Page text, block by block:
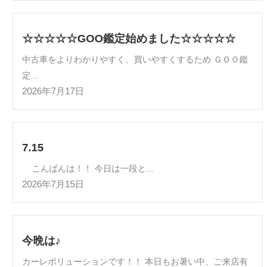
☆☆☆☆☆GOO鑑定始めました☆☆☆☆☆
中古車をよりわかりやすく、買いやすくするため ＧＯＯ鑑
定...
2026年7月17日
7.15
こんばんは！！ 今日は一段と...
2026年7月15日
今晩は♪
カーレボリューションです！！ 本日もお暑い中、ご来店有